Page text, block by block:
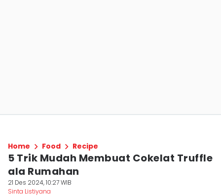
Home Food Recipe
5 Trik Mudah Membuat Cokelat Truffle
ala Rumahan
21 Des 2024, 10:27 WIB
Sinta Listiyana